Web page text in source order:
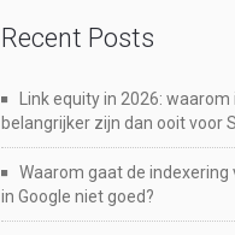
Recent Posts
Link equity in 2026:
belangrijker zijn dan ooit voor
Waarom gaat de indexering
in Google niet goed?